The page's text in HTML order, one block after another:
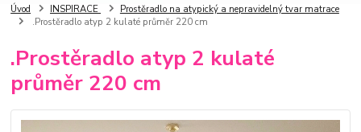
Úvod INSPIRACE
Prostěradlo na atypický a nepravidelný tvar matrace
.Prostěradlo atyp 2 kulaté průměr 220 cm
.Prostěradlo atyp 2 kulaté
průměr 220 cm